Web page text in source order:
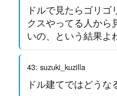
ドルで見たらゴリ
クスやってる人から
いの、という結果よ
43: suzuki_kuzilla
ドル建てではどうな